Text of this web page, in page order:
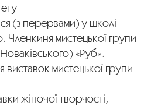
(з перервами) у школі
. Членкиня мистецької групи
«Руб».
мистецької групи
жіночої творчості,